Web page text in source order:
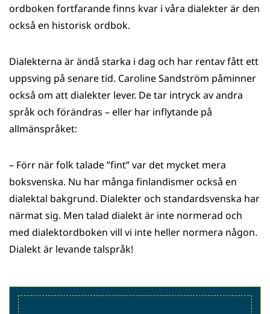
ordboken fortfarande finns kvar i våra dialekter är den
också en historisk ordbok.
Dialekterna är ändå starka i dag och har rentav fått ett
uppsving på senare tid. Caroline Sandström påminner
också om att dialekter lever. De tar intryck av andra
språk och förändras – eller har inflytande på
allmänspråket:
– Förr när folk talade ”fint” var det mycket mera
boksvenska. Nu har många finlandismer också en
dialektal bakgrund. Dialekter och standardsvenska har
närmat sig. Men talad dialekt är inte normerad och
med dialektordboken vill vi inte heller normera någon.
Dialekt är levande talspråk!